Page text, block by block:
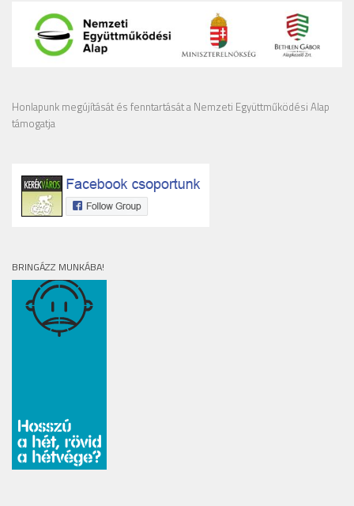
Honlapunk megújítását és fenntartását a Nemzeti Együttműködési Alap
támogatja
BRINGÁZZ MUNKÁBA!